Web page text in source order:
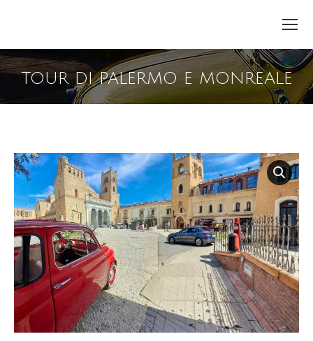
TOUR DI PALERMO E MONREALE